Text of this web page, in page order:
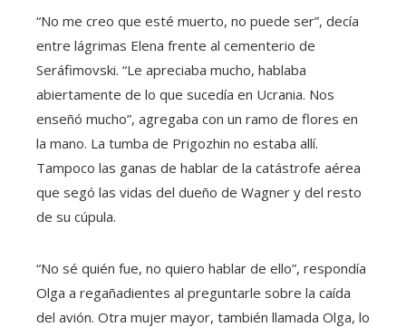
“No me creo que esté muerto, no puede ser”, decía
entre lágrimas Elena frente al cementerio de
Seráfimovski. “Le apreciaba mucho, hablaba
abiertamente de lo que sucedía en Ucrania. Nos
enseñó mucho”, agregaba con un ramo de flores en
la mano. La tumba de Prigozhin no estaba allí.
Tampoco las ganas de hablar de la catástrofe aérea
que segó las vidas del dueño de Wagner y del resto
de su cúpula.
“No sé quién fue, no quiero hablar de ello”, respondía
Olga a regañadientes al preguntarle sobre la caída
del avión. Otra mujer mayor, también llamada Olga, lo